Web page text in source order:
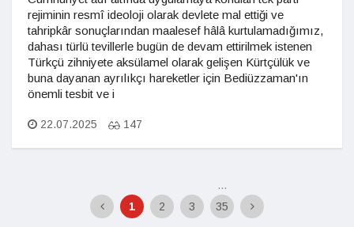
rejiminin resmî ideoloji olarak devlete mal ettiği ve
tahripkâr sonuçlarından maalesef hâlâ kurtulamadığımız,
dahası türlü tevillerle bugün de devam ettirilmek istenen
Türkçü zihniyete aksülamel olarak gelişen Kürtçülük ve
buna dayanan ayrılıkçı hareketler için Bediüzzaman'ın
önemli tesbit ve i
22.07.2025 147
1 2 3
...
35